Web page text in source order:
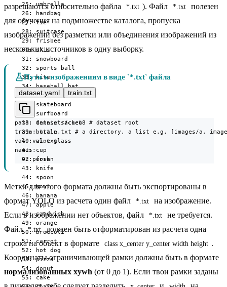
  25: umbrella
  26: handbag
  27: tie
  28: suitcase
  29: frisbee
  30: skis
  31: snowboard
  32: sports ball
  33: kite
  34: baseball bat
  35: baseball glove
  36: skateboard
  37: surfboard
  38: tennis racket
  39: bottle
  40: wine glass
  41: cup
  42: fork
  43: knife
  44: spoon
  45: bowl
  46: banana
  47: apple
  48: sandwich
  49: orange
  50: broccoli
  51: carrot
  52: hot dog
  53: pizza
  54: donut
  55: cake
разрешаются относительно файла
*.txt ). Файл *.txt
полезен
для обучения на подмножестве каталога, пропуска
изображений без разметки или объединения изображений из
нескольких источников в одну выборку.
Пути к изображениям в виде `*.txt` файла
dataset.yaml
train.txt
path: datasets/coco8 # dataset root
train: train.txt # a directory, a list e.g. [images/a,
val: val.txt
names:
  0: person
Метки для этого формата должны быть экспортированы в
формат YOLO из расчета один файл
*.txt
на изображение.
Если в изображении нет объектов, файл
*.txt
не требуется.
Файл *.txt должен быть отформатирован из расчета одна
строка на объект в формате
class x_center y_center width height .
Координаты ограничивающей рамки должны быть в формате
нормализованных xywh (от 0 до 1). Если твои рамки заданы